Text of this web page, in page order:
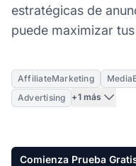
estratégicas de
puede maximizar
AffiliateMarketing
Advertising
+1 más
Comienza Prueba